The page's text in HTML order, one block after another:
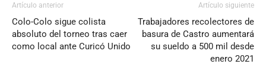
Artículo anterior
Colo-Colo sigue colista
absoluto del torneo tras caer
como local ante Curicó Unido
Artículo siguiente
Trabajadores recolectores de
basura de Castro aumentará
su sueldo a 500 mil desde
enero 2021